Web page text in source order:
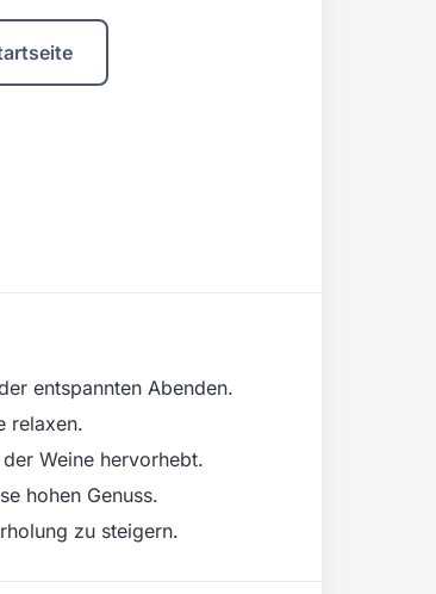
entspannten Abenden.
relaxen.
Weine hervorhebt.
hohen Genuss.
zu steigern.